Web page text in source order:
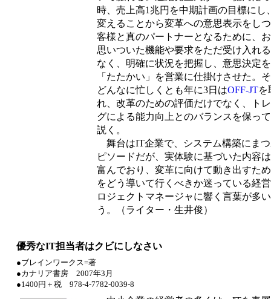
時、売上高1兆円を中期計画の目標にし
変えることから変革への意思表示をし
客様と真のパートナーとなるために、
思いついた機能や要求をただ受け入れ
なく、明確に状況を把握し、意思決定
「たたかい」を営業に仕掛けさせた。
どんなに忙しくとも年に3日はOFF-JTを
れ、改革のための評価だけでなく、ト
グによる能力向上とのバランスを保っ
説く。
舞台はIT企業で、システム構築にま
ピソードだが、実体験に基づいた内容
富んでおり、変革に向けて動き出すた
をどう導いて行くべきか迷っている経
ロジェクトマネージャに響く言葉が多
う。（ライター・生井俊）
優秀なIT担当者はクビにしなさい
●ブレインワークス=著
●カナリア書房 2007年3月
●1400円＋税 978-4-7782-0039-8